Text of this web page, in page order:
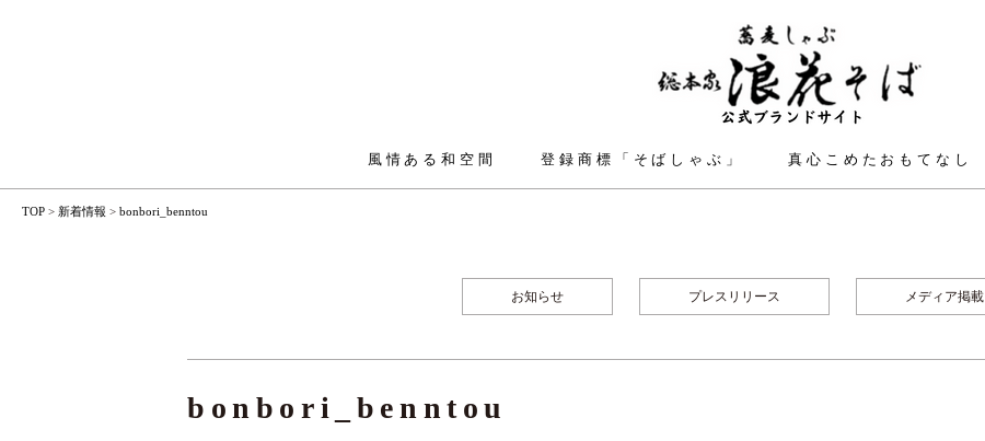
風情ある和空間 登録商標「そばしゃぶ」 真心こめたおもてなし
TOP > 新着情報 > bonbori_benntou
お知らせ プレスリリース メディア掲載
bonbori_benntou